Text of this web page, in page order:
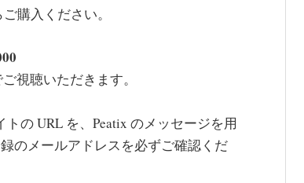
購入ください。
視聴いただきます。
の URL を、Peatix のメッセージを用
のメールアドレスを必ずご確認くだ